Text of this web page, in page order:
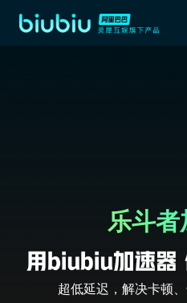
乐斗者
超低延迟，解决卡顿